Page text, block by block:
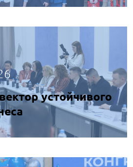
устойчивого